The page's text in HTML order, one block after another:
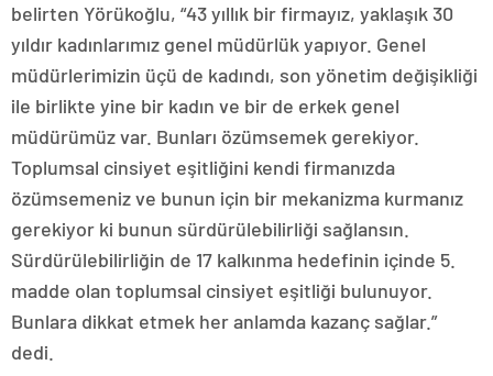
belirten Yörükoğlu, “43 yıllık bir firmayız, yaklaşık 30
yıldır kadınlarımız genel müdürlük yapıyor. Genel
müdürlerimizin üçü de kadındı, son yönetim değişikliği
ile birlikte yine bir kadın ve bir de erkek genel
müdürümüz var. Bunları özümsemek gerekiyor.
Toplumsal cinsiyet eşitliğini kendi firmanızda
özümsemeniz ve bunun için bir mekanizma kurmanız
gerekiyor ki bunun sürdürülebilirliği sağlansın.
Sürdürülebilirliğin de 17 kalkınma hedefinin içinde 5.
madde olan toplumsal cinsiyet eşitliği bulunuyor.
Bunlara dikkat etmek her anlamda kazanç sağlar.”
dedi.